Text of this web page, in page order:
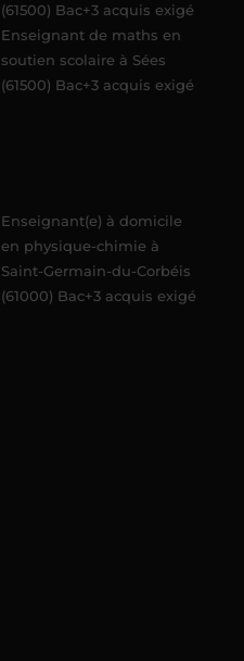
(61500) Bac+3 acquis exigé
Enseignant de maths en
soutien scolaire à Sées
(61500) Bac+3 acquis exigé
Enseignant(e) à domicile
en physique-chimie à
Saint-Germain-du-Corbéis
(61000) Bac+3 acquis exigé